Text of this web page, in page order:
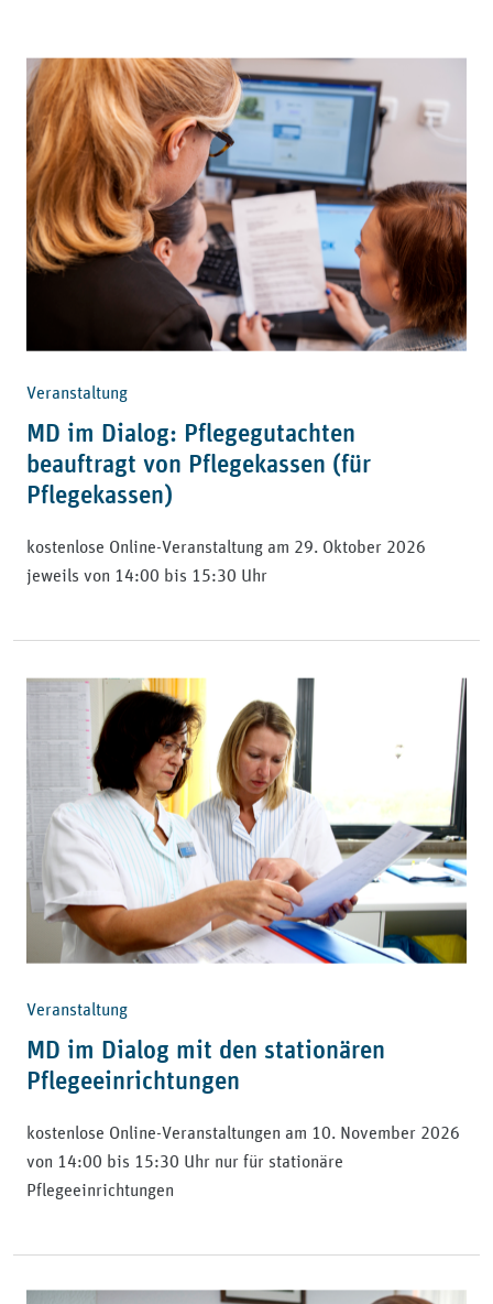
Veranstaltung
MD im Dialog: Pflegegutachten
beauftragt von Pflegekassen (für
Pflegekassen)
kostenlose Online-Veranstaltung am 29. Oktober 2026
jeweils von 14:00 bis 15:30 Uhr
Veranstaltung
MD im Dialog mit den stationären
Pflegeeinrichtungen
kostenlose Online-Veranstaltungen am 10. November 2026
von 14:00 bis 15:30 Uhr nur für stationäre
Pflegeeinrichtungen